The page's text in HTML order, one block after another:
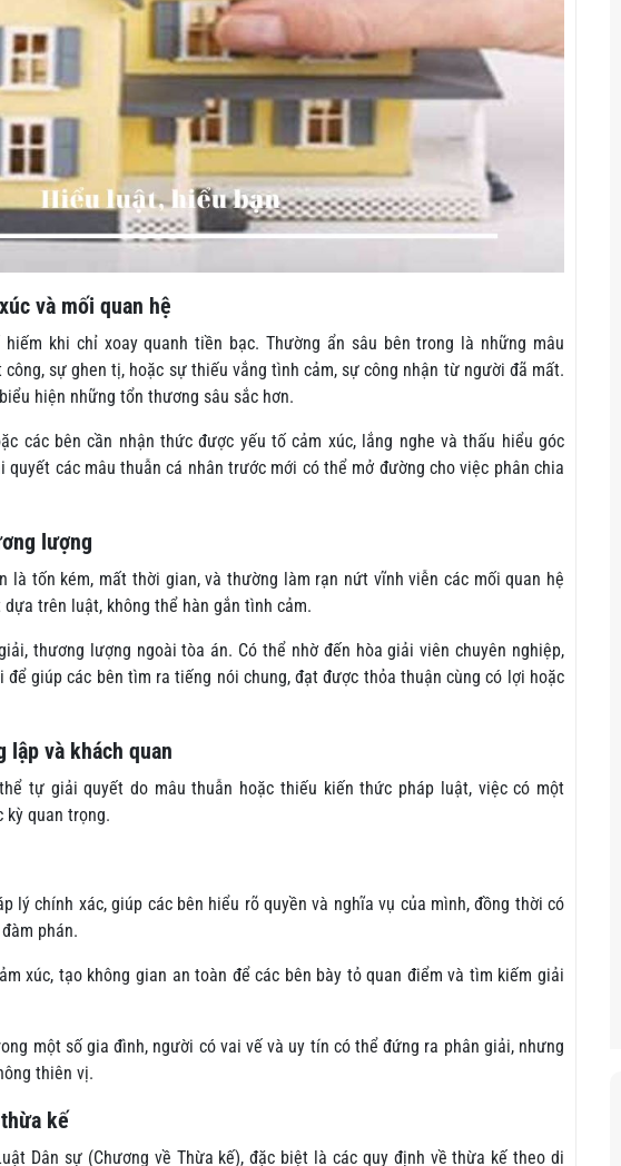
và mối quan hệ
khi chỉ xoay quanh tiền bạc. Thường ẩn sâu bên trong là những mâu
sự ghen tị, hoặc sự thiếu vắng tình cảm, sự công nhận từ người đã mất.
hiện những tổn thương sâu sắc hơn.
các bên cần nhận thức được yếu tố cảm xúc, lắng nghe và thấu hiểu góc
quyết các mâu thuẫn cá nhân trước mới có thể mở đường cho việc phân chia
lượng
là tốn kém, mất thời gian, và thường làm rạn nứt vĩnh viễn các mối quan hệ
trên luật, không thể hàn gắn tình cảm.
thương lượng ngoài tòa án. Có thể nhờ đến hòa giải viên chuyên nghiệp,
giúp các bên tìm ra tiếng nói chung, đạt được thỏa thuận cùng có lợi hoặc
và khách quan
tự giải quyết do mâu thuẫn hoặc thiếu kiến thức pháp luật, việc có một
kỳ quan trọng.
lý chính xác, giúp các bên hiểu rõ quyền và nghĩa vụ của mình, đồng thời có
phán.
xúc, tạo không gian an toàn để các bên bày tỏ quan điểm và tìm kiếm giải
một số gia đình, người có vai vế và uy tín có thể đứng ra phân giải, nhưng
thiên vị.
kế
Dân sự (Chương về Thừa kế), đặc biệt là các quy định về thừa kế theo di